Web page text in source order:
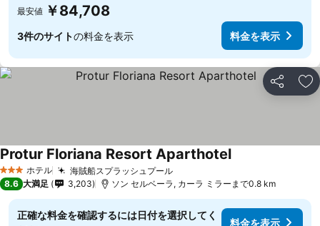
最安値 ￥84,708
3件のサイトの料金を表示 料金を表示
シェア お
3 ホテルのランク
ホテル 海賊船スプラッシュプール
Protur Floriana Resort Aparthotel
8.6 大満足 3,203 ソン セルベーラ, カーラ ミラーまで0.8 km
正確な料金を確認するには日付を選択してく
料金を表示